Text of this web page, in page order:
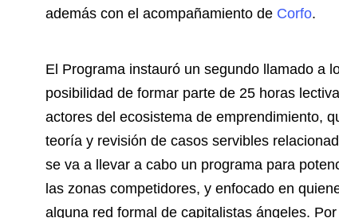
además con el acompañamiento de Corfo.
El Programa instauró un segundo llamado a
posibilidad de formar parte de 25 horas
actores del ecosistema de emprendimiento,
teoría y revisión de casos servibles
se va a llevar a cabo un programa para
las zonas competidores, y enfocado en
alguna red formal de capitalistas ángeles.